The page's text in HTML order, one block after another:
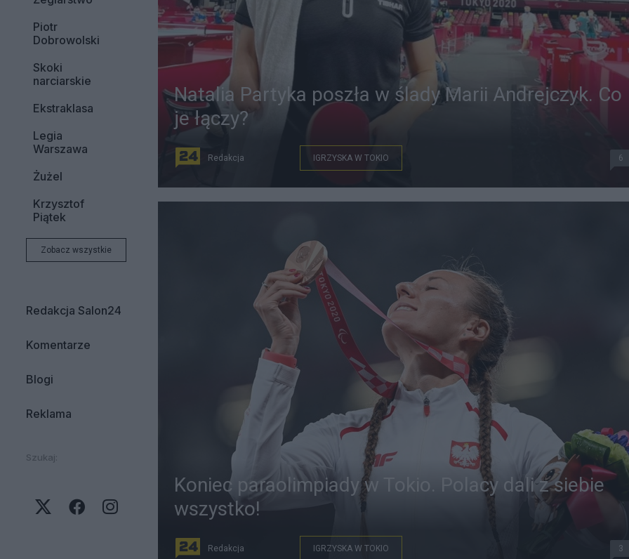
Piotr
Dobrowolski
Skoki
narciarskie
Ekstraklasa
Legia
Warszawa
Żużel
Krzysztof
Piątek
Zobacz wszystkie
Redakcja Salon24
Komentarze
Blogi
Reklama
Szukaj:
Natalia Partyka poszła w ślady Marii Andrejczyk. Co
je łączy?
Redakcja IGRZYSKA W TOKIO 6
Koniec paraolimpiady w Tokio. Polacy dali z siebie
wszystko!
Redakcja IGRZYSKA W TOKIO 3